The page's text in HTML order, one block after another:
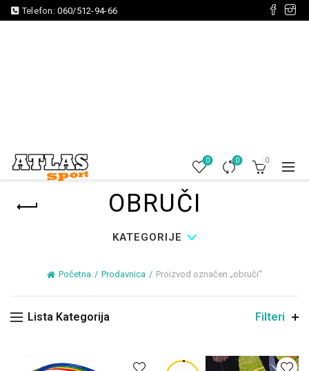
Telefon:060/512-94-66
0 0 0
OBRUČI
KATEGORIJE
Početna Prodavnica Proizvod označen „obruči“
Lista Kategorija Filteri